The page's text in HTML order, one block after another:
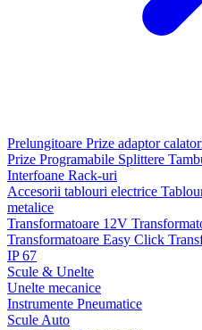
Prelungitoare Prize adaptor
Prize Programabile Splittere
Interfoane Rack-uri
Accesorii tablouri electrice
metalice
Transformatoare 12V
Transformatoare Easy Click
IP 67
Scule & Unelte
Unelte mecanice
Instrumente Pneumatice
Scule Auto